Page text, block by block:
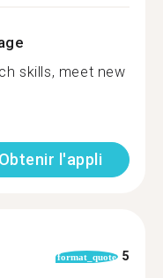
skills, meet new
Obtenir l'appli
format_quote 5